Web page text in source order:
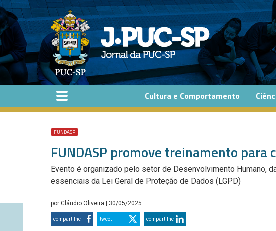
Pular para o conteúdo principal
Cultura e Comportamento
FUNDASP
FUNDASP promove treinamento para
Evento é organizado pelo setor de Desenvolvimento Humano,
essenciais da Lei Geral de Proteção de Dados (LGPD)
por Cláudio Oliveira | 30/05/2025
compartilhe tweet compartilhe